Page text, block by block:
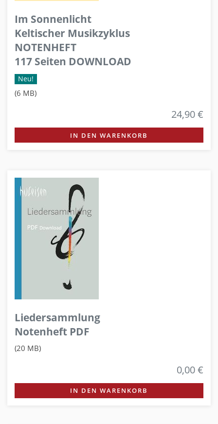
Im Sonnenlicht
Keltischer Musikzyklus
NOTENHEFT
117 Seiten DOWNLOAD
Neu!
(6 MB)
24,90 €
IN DEN WARENKORB
Liedersammlung
Notenheft PDF
(20 MB)
0,00 €
IN DEN WARENKORB